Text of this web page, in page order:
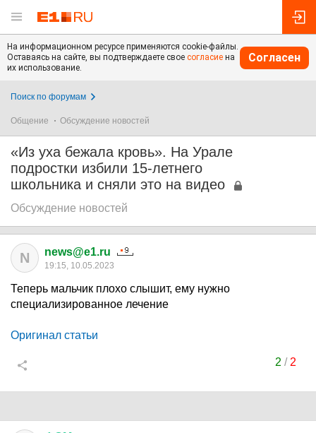
На информационном ресурсе применяются cookie-файлы.
Оставаясь на сайте, вы подтверждаете свое согласие на
их использование.
Согласен
Поиск по форумам
Общение Обсуждение новостей
«Из уха бежала кровь». На Урале
подростки избили 15-летнего
школьника и сняли это на видео
Обсуждение новостей
N news@e1.ru
19:15, 10.05.2023
Теперь мальчик плохо слышит, ему нужно
специализированное лечение
Оригинал статьи
2 / 2